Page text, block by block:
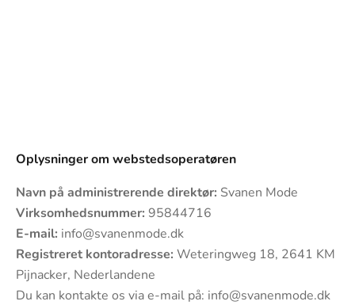
Oplysninger om webstedsoperatøren
Navn på administrerende direktør: Svanen Mode
Virksomhedsnummer: 95844716
E-mail: info@svanenmode.dk
Registreret kontoradresse: Weteringweg 18, 2641 KM
Pijnacker, Nederlandene
Du kan kontakte os via e-mail på: info@svanenmode.dk